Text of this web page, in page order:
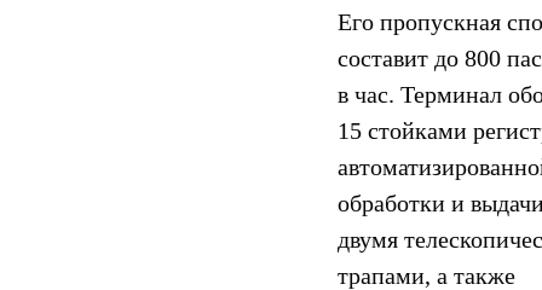
Его пропускная
составит до 800
в час. Терминал
15 стойками
обработки и
двумя
трапами, а также